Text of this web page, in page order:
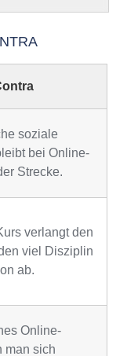
soziale
bei Online-
Strecke.
verlangt den
viel Disziplin
ab.
Online-
man sich